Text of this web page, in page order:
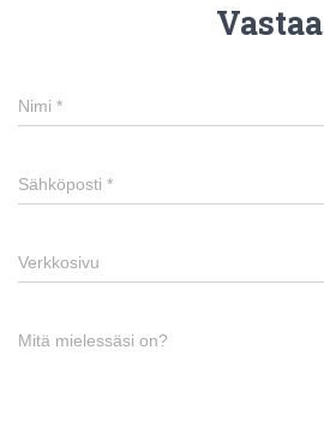
Vastaa
Nimi *
Sähköposti *
Verkkosivu
Mitä mielessäsi on?